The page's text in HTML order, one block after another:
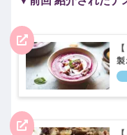
製
し